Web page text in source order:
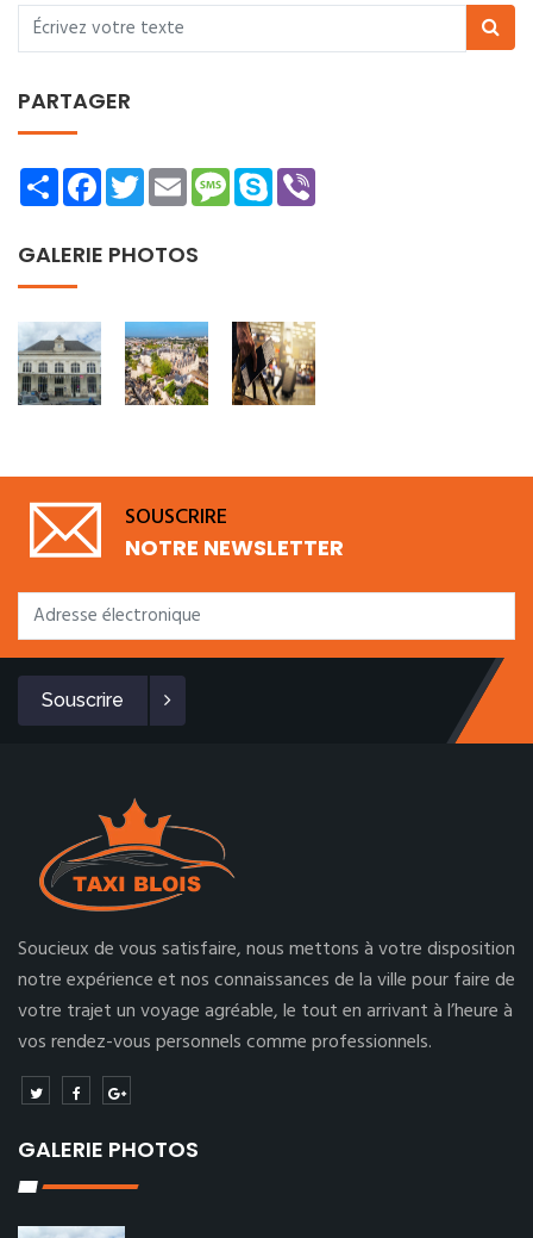
PARTAGER
ShareFacebookTwitterEmailMessage
Skype
GALERIE PHOTOS
SOUSCRIRE
NOTRE NEWSLETTER
Souscrire
Soucieux de vous satisfaire, nous mettons à votre disposition
notre expérience et nos connaissances de la ville pour faire de
votre trajet un voyage agréable, le tout en arrivant à l’heure à
vos rendez-vous personnels comme professionnels.
GALERIE PHOTOS